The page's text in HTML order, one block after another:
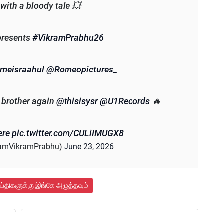
a bloody tale 💥
#VikramPrabhu26
@Romeopictures_
again @thisisysr@U1Records 🔥
pic.twitter.com/CULiIMUGX8
June 23, 2026
இங்கே அழுத்தவும்